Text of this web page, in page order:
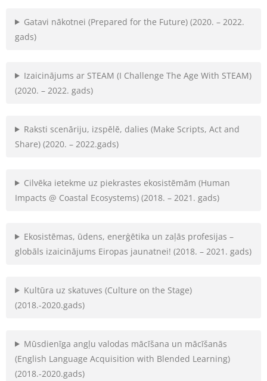
Gatavi nākotnei (Prepared for the Future) (2020. – 2022.
gads)
Izaicinājums ar STEAM (I Challenge The Age With STEAM)
(2020. – 2022. gads)
Raksti scenāriju, izspēlē, dalies (Make Scripts, Act and
Share) (2020. – 2022.gads)
Cilvēka ietekme uz piekrastes ekosistēmām (Human
Impacts @ Coastal Ecosystems) (2018. – 2021. gads)
Ekosistēmas, ūdens, enerģētika un zaļās profesijas –
globāls izaicinājums Eiropas jaunatnei! (2018. – 2021. gads)
Kultūra uz skatuves (Culture on the Stage)
(2018.-2020.gads)
Mūsdienīga angļu valodas mācīšana un mācīšanās
(English Language Acquisition with Blended Learning)
(2018.-2020.gads)